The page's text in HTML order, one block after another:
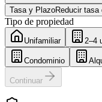
Tasa y PlazoReducir
Tipo de propiedad
Unifamiliar 2–4
Condominio
Continuar